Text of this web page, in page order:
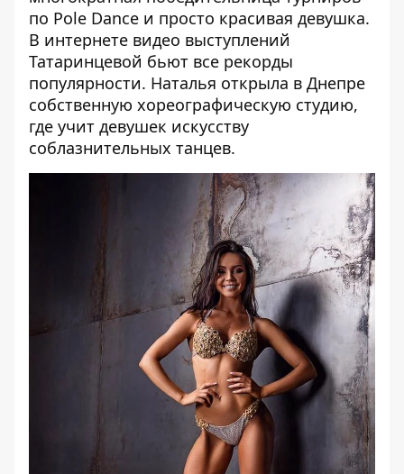
по Pole Dance и просто красивая девушка.
В интернете видео выступлений
Татаринцевой бьют все рекорды
популярности. Наталья открыла в Днепре
собственную хореографическую студию,
где учит девушек искусству
соблазнительных танцев.